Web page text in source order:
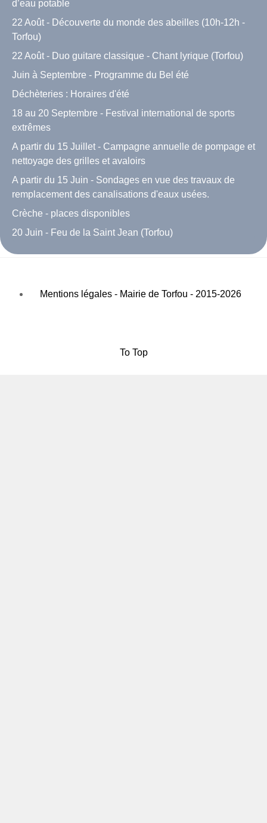
d’eau potable
22 Août - Découverte du monde des abeilles (10h-12h -
Torfou)
22 Août - Duo guitare classique - Chant lyrique (Torfou)
Juin à Septembre - Programme du Bel été
Déchèteries : Horaires d'été
18 au 20 Septembre - Festival international de sports
extrêmes
A partir du 15 Juillet - Campagne annuelle de pompage et
nettoyage des grilles et avaloirs
A partir du 15 Juin - Sondages en vue des travaux de
remplacement des canalisations d'eaux usées.
Crèche - places disponibles
20 Juin - Feu de la Saint Jean (Torfou)
Mentions légales - Mairie de Torfou - 2015-2026
To Top